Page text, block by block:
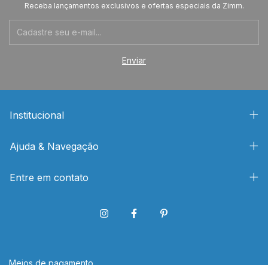
Receba lançamentos exclusivos e ofertas especiais da Zimm.
Institucional
Ajuda & Navegação
Entre em contato
Meios de pagamento